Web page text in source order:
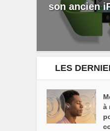
son ancien
LES
à